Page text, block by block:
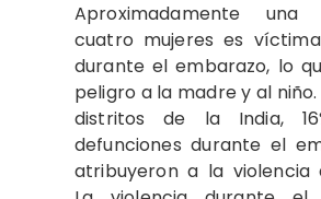
Aproximadamente
cuatro mujeres es
durante el embarazo, lo
peligro a la madre y al niño.
distritos de la India,
defunciones durante el
atribuyeron a la violencia